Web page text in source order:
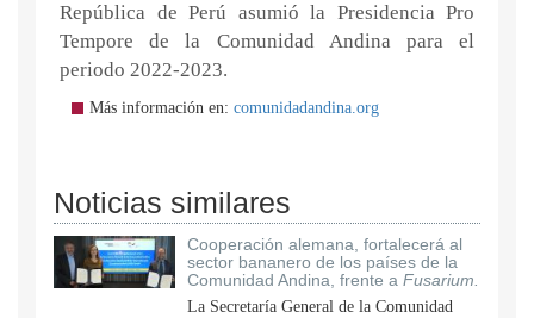
República de Perú asumió la Presidencia Pro
Tempore de la Comunidad Andina para el
periodo 2022-2023.
Más información en: comunidadandina.org
Noticias similares
Cooperación alemana, fortalecerá al
sector bananero de los países de la
Comunidad Andina, frente a Fusarium.
La Secretaría General de la Comunidad